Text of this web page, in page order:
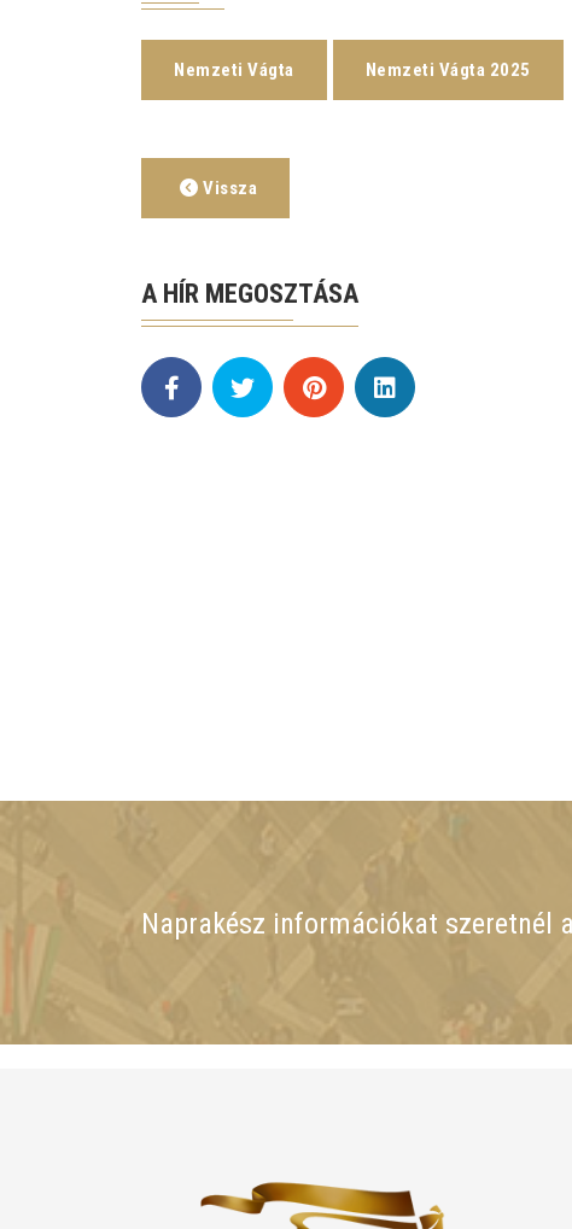
Nemzeti Vágta Nemzeti Vágta 2025
Vissza
A HÍR MEGOSZTÁSA
Naprakész információkat szeretnél